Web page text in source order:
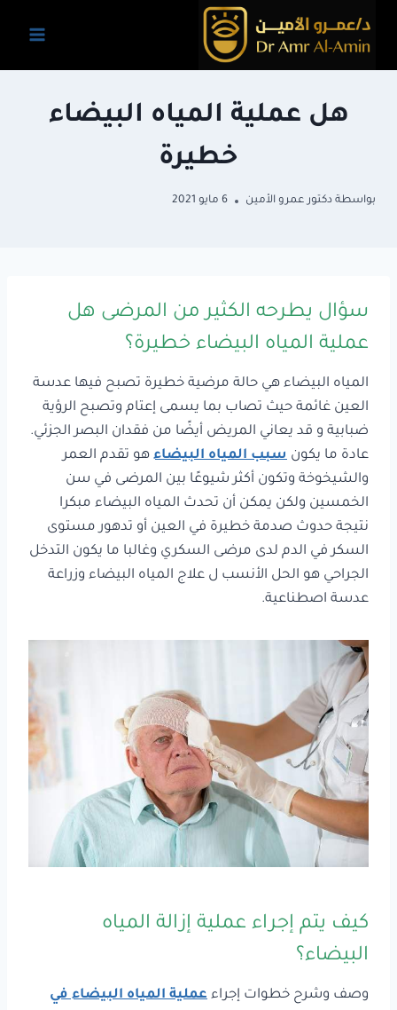
هل عملية المياه البيضاء
خطيرة
بواسطة دكتور عمرو الأمين 6 مايو 2021
سؤال يطرحه الكثير من المرضى هل
عملية المياه البيضاء خطيرة؟
المياه البيضاء هي حالة مرضية خطيرة تصبح فيها عدسة
العين غائمة حيث تصاب بما يسمى إعتام وتصبح الرؤية
ضبابية و قد يعاني المريض أيضًا من فقدان البصر الجزئي.
عادة ما يكون سبب المياه البيضاء هو تقدم العمر
والشيخوخة وتكون أكثر شيوعًا بين المرضى في سن
الخمسين ولكن يمكن أن تحدث المياه البيضاء مبكرا
نتيجة حدوث صدمة خطيرة في العين أو تدهور مستوى
السكر في الدم لدى مرضى السكري وغالبا ما يكون التدخل
الجراحي هو الحل الأنسب ل علاج المياه البيضاء وزراعة
عدسة اصطناعية.
كيف يتم إجراء عملية إزالة المياه
البيضاء؟
وصف وشرح خطوات إجراء عملية المياه البيضاء في